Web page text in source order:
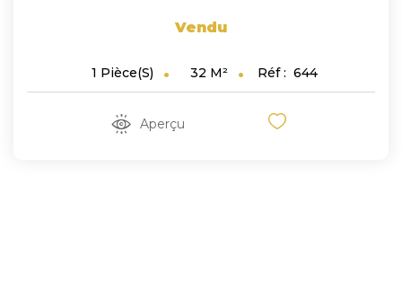
Vendu
1 Pièce(s) 32 M² Réf : 644
Aperçu